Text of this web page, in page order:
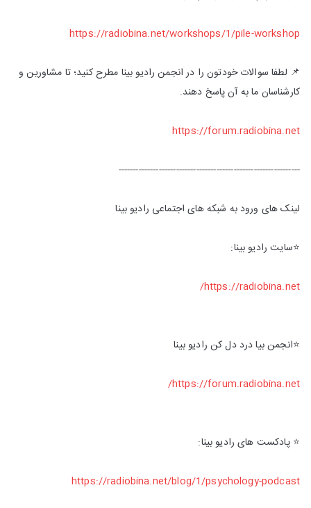
https://radiobina.net/workshops/1/pile-workshop
📌 لطفا سوالات خودتون را در انجمن رادیو بینا مطرح کنید؛ تا مشاورین و
کارشناسان ما به آن پاسخ دهند.
https://forum.radiobina.net
---------------------------------------------------------------
لینک های ورود به شبکه های اجتماعی رادیو بینا
⭐️سایت رادیو بینا:
https://radiobina.net/
⭐️انجمن بیا درد دل کن رادیو بینا
https://forum.radiobina.net/
⭐️ پادکست های رادیو بینا:
https://radiobina.net/blog/1/psychology-podcast